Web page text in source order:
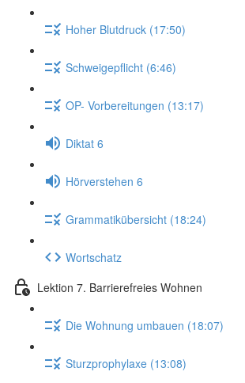
Hoher Blutdruck (17:50)
Schweigepflicht (6:46)
OP- Vorbereitungen (13:17)
Diktat 6
Hörverstehen 6
Grammatikübersicht (18:24)
Wortschatz
Lektion 7. Barrierefreies Wohnen
Die Wohnung umbauen (18:07)
Sturzprophylaxe (13:08)